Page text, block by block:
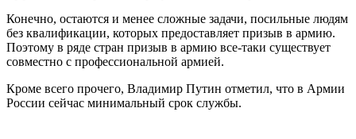
Конечно, остаются и менее сложные задачи, посильные людям
без квалификации, которых предоставляет призыв в армию.
Поэтому в ряде стран призыв в армию все-таки существует
совместно с профессиональной армией.
Кроме всего прочего, Владимир Путин отметил, что в Армии
России сейчас минимальный срок службы.